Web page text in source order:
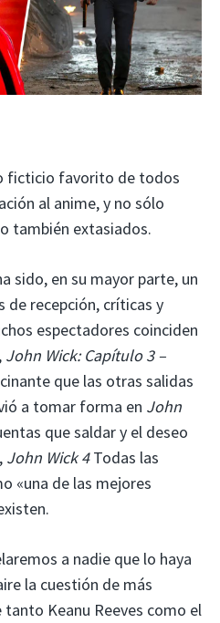
ficticio favorito de todos
al anime, y no sólo
también extasiados.
sido, en su mayor parte, un
recepción, críticas y
espectadores coinciden
John Wick: Capítulo 3 –
que las otras salidas
a tomar forma en John
que saldar y el deseo
John Wick 4Todas las
«una de las mejores
a nadie que lo haya
la cuestión de más
tanto Keanu Reeves como el